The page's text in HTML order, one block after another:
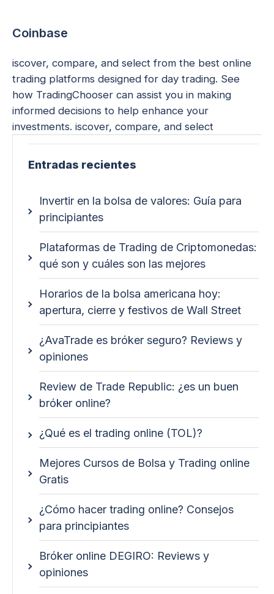
Coinbase
iscover, compare, and select from the best online
trading platforms designed for day trading. See
how TradingChooser can assist you in making
informed decisions to help enhance your
investments. iscover, compare, and select
Entradas recientes
Invertir en la bolsa de valores: Guía para
principiantes
Plataformas de Trading de Criptomonedas:
qué son y cuáles son las mejores
Horarios de la bolsa americana hoy:
apertura, cierre y festivos de Wall Street
¿AvaTrade es bróker seguro? Reviews y
opiniones
Review de Trade Republic: ¿es un buen
bróker online?
¿Qué es el trading online (TOL)?
Mejores Cursos de Bolsa y Trading online
Gratis
¿Cómo hacer trading online? Consejos
para principiantes
Bróker online DEGIRO: Reviews y
opiniones